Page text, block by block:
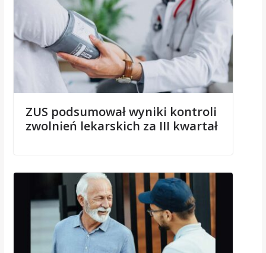
ZUS podsumował wyniki kontroli
zwolnień lekarskich za III kwartał